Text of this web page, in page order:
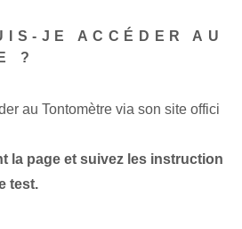
JE ACCÉDER AU
?
au Tontomètre via son site offici
la page et suivez les instruction
test.